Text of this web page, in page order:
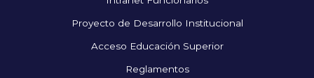
Proyecto de Desarrollo Institucional
Acceso Educación Superior
Reglamentos